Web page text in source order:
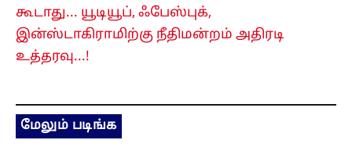
கூடாது... யூடியூப், ஃபேஸ்புக்,
இன்ஸ்டாகிராமிற்கு நீதிமன்றம் அதிரடி
உத்தரவு...!
மேலும் படிங்க